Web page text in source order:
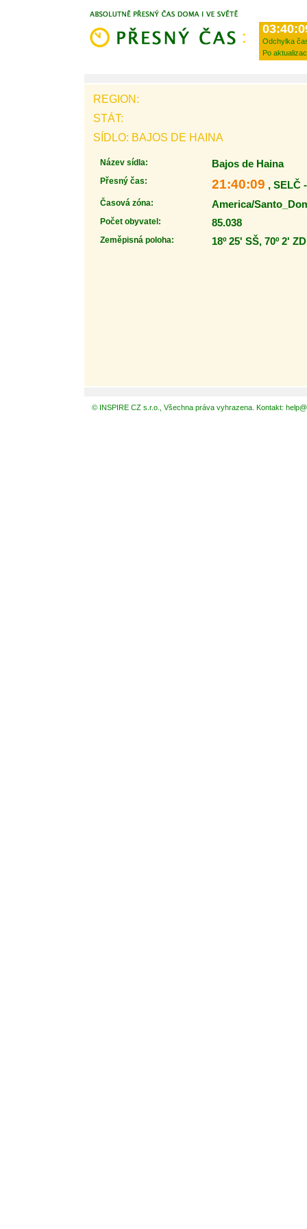
Odchylka
Po
REGION:
STÁT:
SÍDLO: BAJOS DE HAINA
Název sídla: Bajos de Haina
Přesný čas: 21:40:09 , SELČ
Časová zóna: America/
Počet obyvatel: 85.038
Zeměpisná poloha: 18º 25' SŠ, 70º 2'
© INSPIRE CZ s.r.o., Všechna práva vyhrazena. Kontakt: